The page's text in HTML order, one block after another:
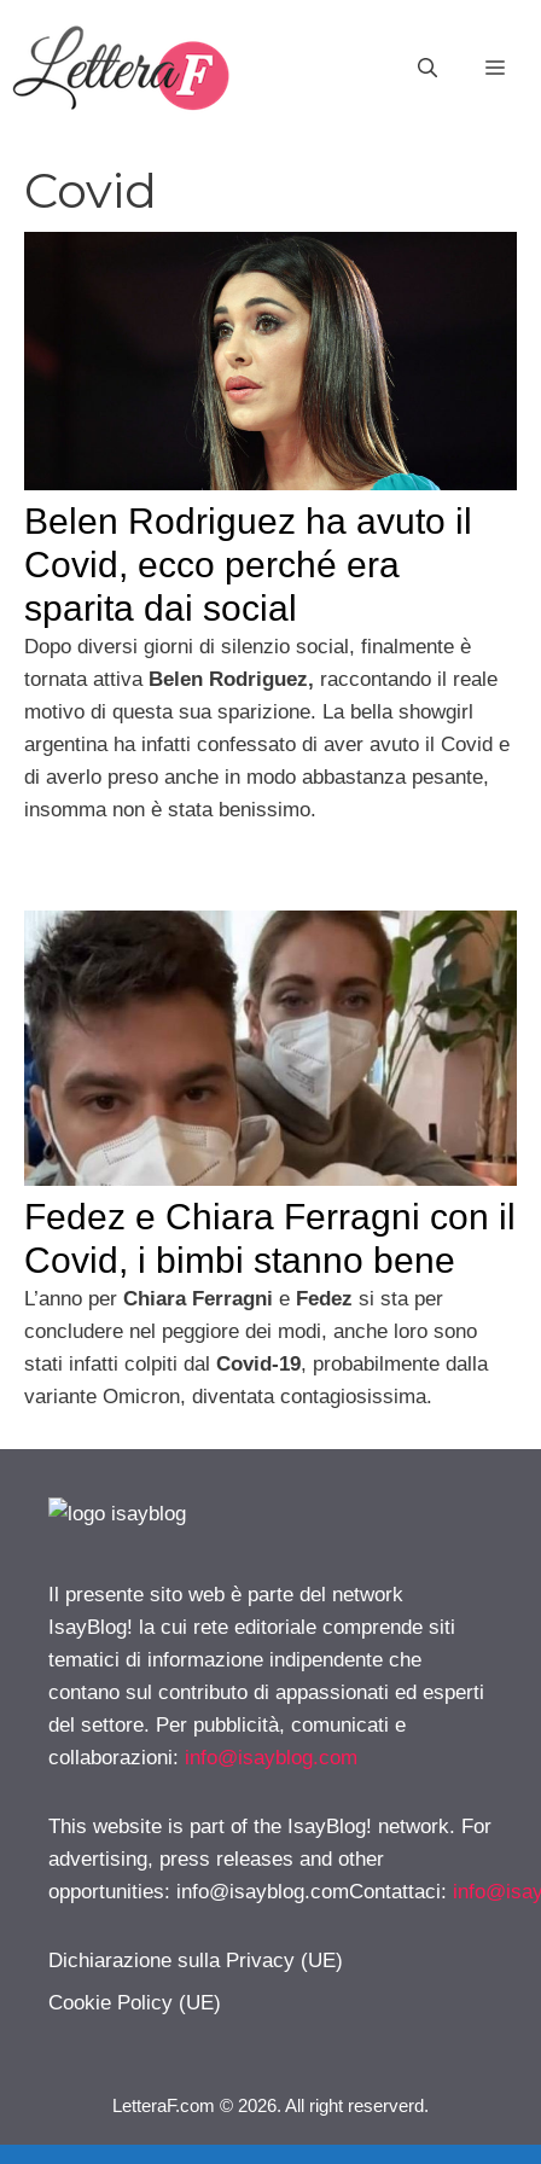
contenuto
Covid
Belen Rodriguez ha avuto il
Covid, ecco perché era
sparita dai social
Dopo diversi giorni di silenzio social, finalmente è
tornata attiva Belen Rodriguez, raccontando il reale
motivo di questa sua sparizione. La bella showgirl
argentina ha infatti confessato di aver avuto il Covid e
di averlo preso anche in modo abbastanza pesante,
insomma non è stata benissimo.
Fedez e Chiara Ferragni con il
Covid, i bimbi stanno bene
L’anno per Chiara Ferragni e Fedez si sta per
concludere nel peggiore dei modi, anche loro sono
stati infatti colpiti dal Covid-19, probabilmente dalla
variante Omicron, diventata contagiosissima.
Il presente sito web è parte del network
IsayBlog! la cui rete editoriale comprende siti
tematici di informazione indipendente che
contano sul contributo di appassionati ed esperti
del settore. Per pubblicità, comunicati e
collaborazioni: info@isayblog.com
This website is part of the IsayBlog! network. For
advertising, press releases and other
opportunities: info@isayblog.comContattaci:
Dichiarazione sulla Privacy (UE)
Cookie Policy (UE)
LetteraF.com © 2026. All right reserverd.